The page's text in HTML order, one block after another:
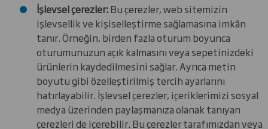
İşlevsel çerezler:Bu çerezler, web sitemizin
işlevsellik ve kişiselleştirme sağlamasına imkân
tanır. Örneğin, birden fazla oturum boyunca
oturumunuzun açık kalmasını veya sepetinizdeki
ürünlerin kaydedilmesini sağlar. Ayrıca metin
boyutu gibi özelleştirilmiş tercih ayarlarını
hatırlayabilir. İşlevsel çerezler, içeriklerimizi sosyal
medya üzerinden paylaşmanıza olanak tanıyan
çerezleri de içerebilir. Bu çerezler tarafımızdan veya